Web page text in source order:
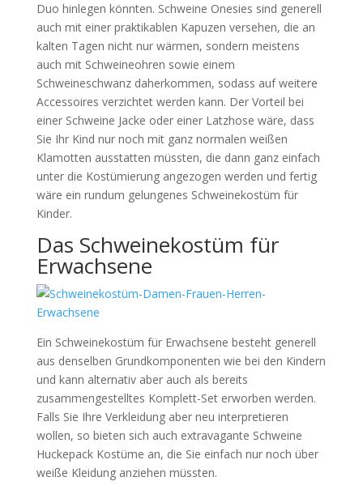
Duo hinlegen könnten. Schweine Onesies sind generell
auch mit einer praktikablen Kapuzen versehen, die an
kalten Tagen nicht nur wärmen, sondern meistens
auch mit Schweineohren sowie einem
Schweineschwanz daherkommen, sodass auf weitere
Accessoires verzichtet werden kann. Der Vorteil bei
einer Schweine Jacke oder einer Latzhose wäre, dass
Sie Ihr Kind nur noch mit ganz normalen weißen
Klamotten ausstatten müssten, die dann ganz einfach
unter die Kostümierung angezogen werden und fertig
wäre ein rundum gelungenes Schweinekostüm für
Kinder.
Das Schweinekostüm für
Erwachsene
Ein Schweinekostüm für Erwachsene besteht generell
aus denselben Grundkomponenten wie bei den Kindern
und kann alternativ aber auch als bereits
zusammengestelltes Komplett-Set erworben werden.
Falls Sie Ihre Verkleidung aber neu interpretieren
wollen, so bieten sich auch extravagante Schweine
Huckepack Kostüme an, die Sie einfach nur noch über
weiße Kleidung anziehen müssten.